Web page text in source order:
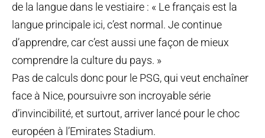
de la langue dans le vestiaire : « Le français est la
langue principale ici, c’est normal. Je continue
d’apprendre, car c’est aussi une façon de mieux
comprendre la culture du pays. »
Pas de calculs donc pour le PSG, qui veut enchaîner
face à Nice, poursuivre son incroyable série
d’invincibilité, et surtout, arriver lancé pour le choc
européen à l’Emirates Stadium.